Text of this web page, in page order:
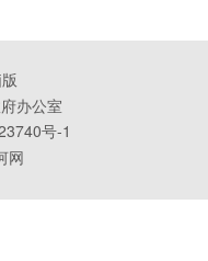
办公室
号-1
网